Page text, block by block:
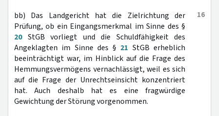
16
bb) Das Landgericht hat die Zielrichtung der
Prüfung, ob ein Eingangsmerkmal im Sinne des §
20StGB vorliegt und die Schuldfähigkeit des
Angeklagten im Sinne des § 21 StGB erheblich
beeinträchtigt war, im Hinblick auf die Frage des
Hemmungsvermögens vernachlässigt, weil es sich
auf die Frage der Unrechtseinsicht konzentriert
hat. Auch deshalb hat es eine fragwürdige
Gewichtung der Störung vorgenommen.